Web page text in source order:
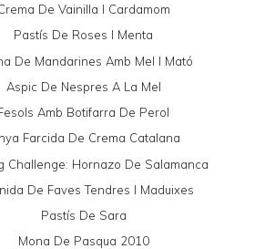
De Vainilla I Cardamom
Pastís De Roses I Menta
De Mandarines Amb Mel I Mató
Aspic De Nespres A La Mel
Amb Botifarra De Perol
Farcida De Crema Catalana
Challenge: Hornazo De Salamanca
De Faves Tendres I Maduixes
Pastís De Sara
Mona De Pasqua 2010